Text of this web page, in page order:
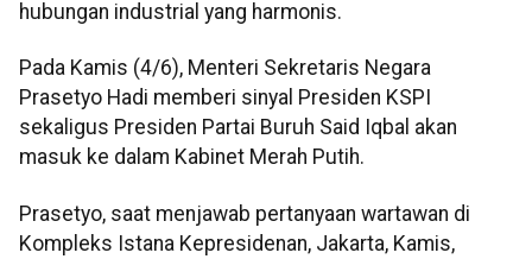
hubungan industrial yang harmonis.
Pada Kamis (4/6), Menteri Sekretaris Negara
Prasetyo Hadi memberi sinyal Presiden KSPI
sekaligus Presiden Partai Buruh Said Iqbal akan
masuk ke dalam Kabinet Merah Putih.
Prasetyo, saat menjawab pertanyaan wartawan di
Kompleks Istana Kepresidenan, Jakarta, Kamis,